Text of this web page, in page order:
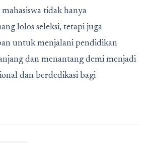
tidak hanya
lolos seleksi, tetapi juga
untuk menjalani pendidikan
dan menantang demi menjadi
dan berdedikasi bagi